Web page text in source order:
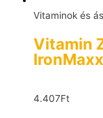
Vitaminok és
Vitamin
4.407Ft